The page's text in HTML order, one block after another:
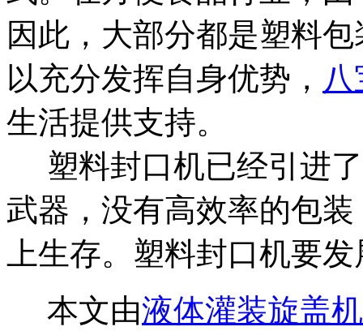
因此，大部分都是塑料
以充分发挥自身优势，
生活提供支持。
塑料封口机已经引进
武器，没有高效率的包
上生存。塑料封口机要
本文由液体灌装旋盖机